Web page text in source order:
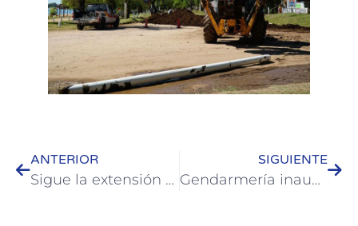
ANTERIOR
Sigue la extensión del caminador costero norte de Colón
SIGUIENTE
Gendarmería inauguró un puesto de detección antidrogas